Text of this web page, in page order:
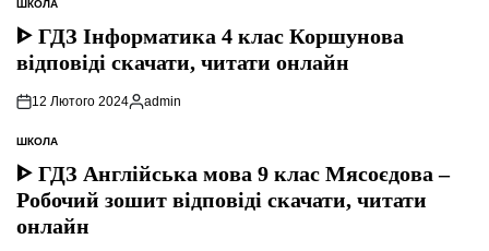
ОПУБЛІКУВАТИ
У
ШКОЛА
ᐈ ГДЗ Інформатика 4 клас Коршунова
відповіді скачати, читати онлайн
12 Лютого 2024
Опубліковано
admin
ОПУБЛІКУВАТИ
У
ШКОЛА
ᐈ ГДЗ Англійська мова 9 клас Мясоєдова –
Робочий зошит відповіді скачати, читати
онлайн